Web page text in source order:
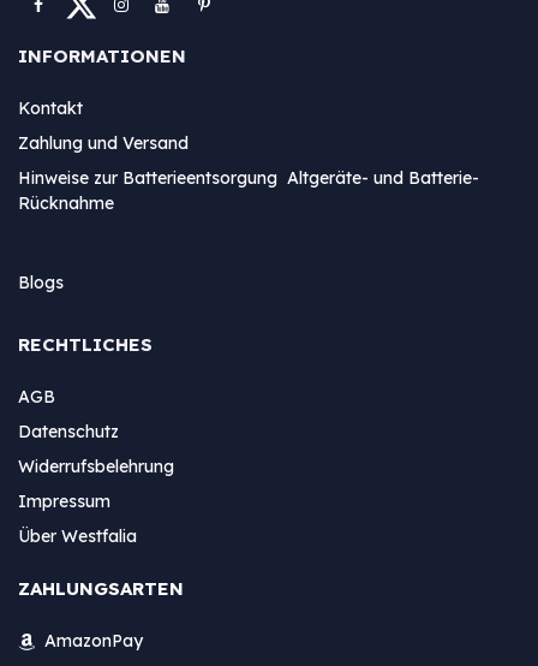
INFORMATIONEN
Kontakt
Zahlung und Versand
Hinweise zur Batterieentsorgung Altgeräte- und Batterie-
Rücknahme
Blogs
RECHTLICHES
AGB
Datenschutz
Widerrufsbelehrung
Impressum
Über Westfalia
ZAHLUNGSARTEN
AmazonPay